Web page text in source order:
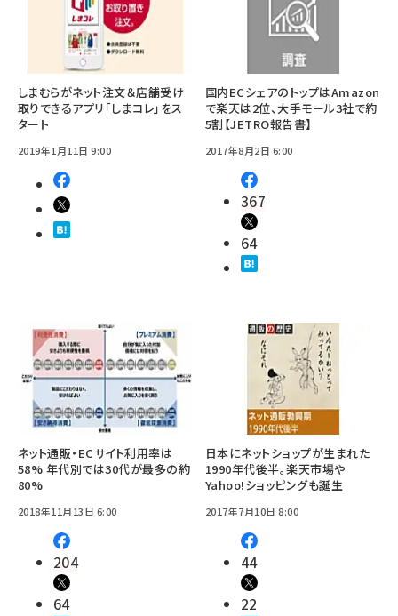
しまむらがネット注文＆店舗受け
取りできるアプリ「しまコレ」をス
タート
2019年1月11日 9:00
国内ECシェアのトップはAmazon
で楽天は2位、大手モール3社で約
5割【JETRO報告書】
2017年8月2日 6:00
367
64
ネット通販・ECサイト利用率は
58% 年代別では30代が最多の約
80%
2018年11月13日 6:00
204
64
日本にネットショップが生まれた
1990年代後半。楽天市場や
Yahoo!ショッピングも誕生
2017年7月10日 8:00
44
22